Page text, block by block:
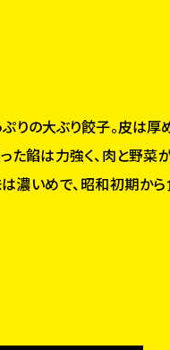
りの大ぶり餃子。皮は厚
た餡は力強く、肉と野菜
濃いめで、昭和初期か